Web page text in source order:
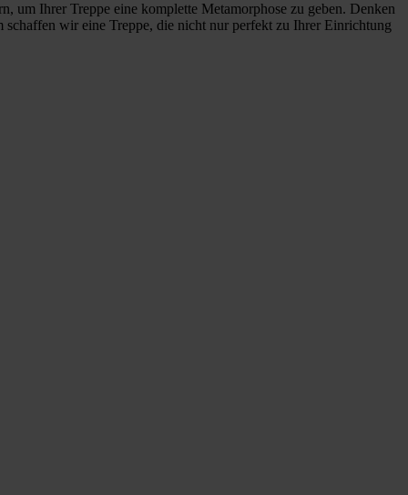
um Ihrer Treppe eine komplette Metamorphose zu geben. Denken
schaffen wir eine Treppe, die nicht nur perfekt zu Ihrer Einrichtung